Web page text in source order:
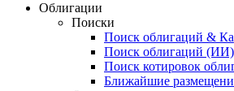
Облигации
Поиски
Поиск облигаций &
Поиск облигаций (ИИ)
Поиск котировок
Ближайшие